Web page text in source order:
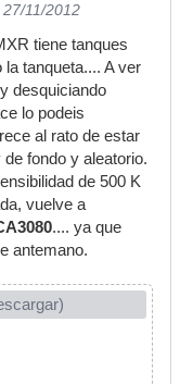
27/11/2012
tiene tanques
tanqueta.... A ver
desquiciando
lo podeis
al rato de estar
fondo y aleatorio.
de 500 K
vuelve a
.... ya que
antemano.